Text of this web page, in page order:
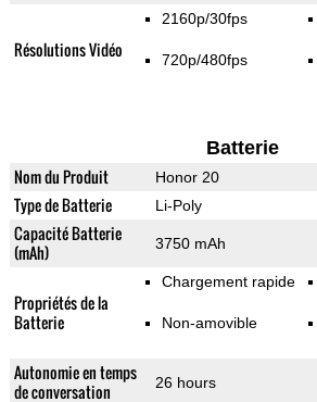
Résolutions Vidéo
2160p/30fps
720p/480fps
Batterie
Nom du Produit Honor 20
Type de Batterie Li-Poly
Capacité Batterie
(mAh)
3750 mAh
Propriétés de la
Batterie
Chargement rapide
Non-amovible
Autonomie en temps
de conversation
26 hours